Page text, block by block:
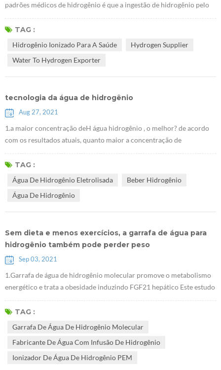
padrões médicos de hidrogênio é que a ingestão de hidrogênio pelo
consumo de rico água hidrogênio deve ter uma concentração de
hidrogênio não inferior a 0,5 ppm e pelo menos 0,5 mg por pessoa
todos os dias, s...
TAG :
Hidrogênio Ionizado Para A Saúde
Hydrogen Supplier
Water To Hydrogen Exporter
tecnologia da água de hidrogênio
Aug 27, 2021
1.a maior concentração deH água hidrogênio , o melhor? de acordo
com os resultados atuais, quanto maior a concentração de
hidrogênio, mais significativos são os efeitos na melhora da doença.é
necessário enfatizar que beber hidrogênio deve ser um método de
cuidado com a saúde, e então alta concentração de água hidrogênio, é
indicador c...
TAG :
Água De Hidrogênio Eletrolisada
Beber Hidrogênio
Água De Hidrogênio
Sem dieta e menos exercícios, a garrafa de água para
hidrogênio também pode perder peso
Sep 03, 2021
1.Garrafa de água de hidrogênio molecular promove o metabolismo
energético e trata a obesidade induzindo FGF21 hepático Este estudo
foi realizado em ratos obesos. Provou que Fabricante de água com
infusão de hidrogênio pode reduzir o peso corporal sem afetar a
dieta, e que esse efeito está relacionado ao FGF21, que é um novo
que I...
TAG :
Garrafa De Água De Hidrogênio Molecular
Fabricante De Água Com Infusão De Hidrogênio
Ionizador De Água De Hidrogênio PEM